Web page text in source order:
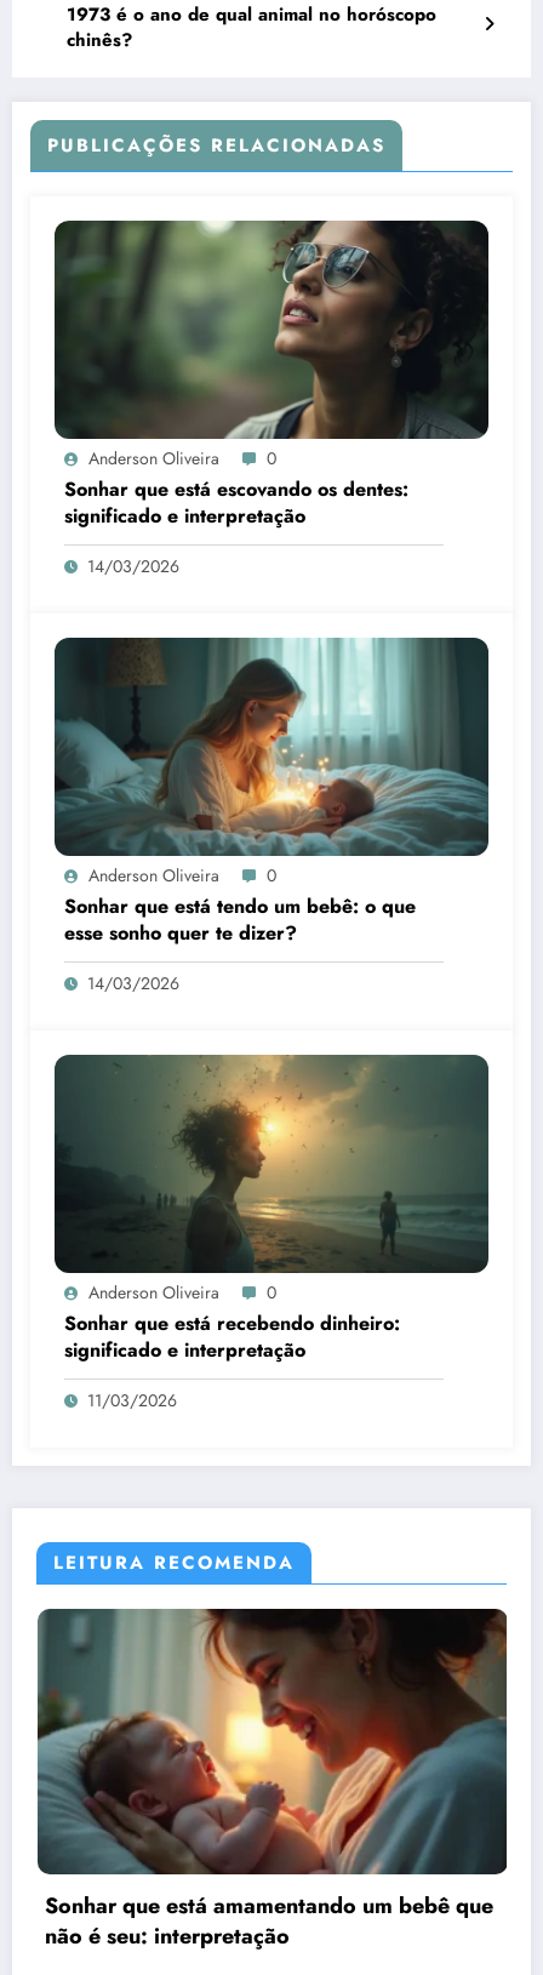
1973 é o ano de qual animal no horóscopo
chinês?
PUBLICAÇÕES RELACIONADAS
Anderson Oliveira 0
Sonhar que está escovando os dentes:
significado e interpretação
14/03/2026
Anderson Oliveira 0
Sonhar que está tendo um bebê: o que
esse sonho quer te dizer?
14/03/2026
Anderson Oliveira 0
Sonhar que está recebendo dinheiro:
significado e interpretação
11/03/2026
LEITURA RECOMENDA
um bebê que
Sonhar que está presa